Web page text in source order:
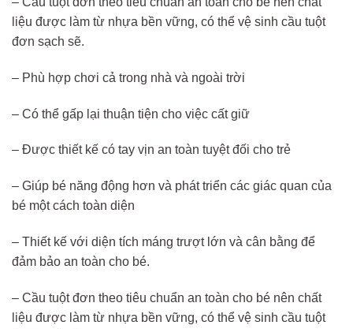
liệu được làm từ nhựa bền vững, có thể vệ sinh cầu tuột
đơn sạch sẽ.
– Phù hợp chơi cả trong nhà và ngoài trời
– Có thể gấp lại thuận tiện cho việc cất giữ
– Được thiết kế có tay vịn an toàn tuyệt đối cho trẻ
– Giúp bé năng động hơn và phát triển các giác quan của
bé một cách toàn diện
– Thiết kế với diện tích máng trượt lớn và cân bằng để
đảm bảo an toàn cho bé.
– Cầu tuột đơn theo tiêu chuẩn an toàn cho bé nên chất
liệu được làm từ nhựa bền vững, có thể vệ sinh cầu tuột